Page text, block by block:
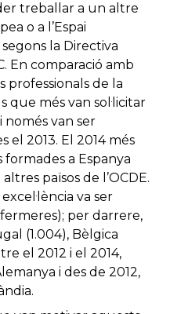
treballar a un altre
o a l’Espai
la Directiva
En comparació amb
professionals de la
que més van sol·licitar
només van ser
el 2013. El 2014 més
a Espanya
països de l’OCDE.
va ser
per darrere,
(1.004), Bèlgica
el 2012 i el 2014,
i des de 2012,